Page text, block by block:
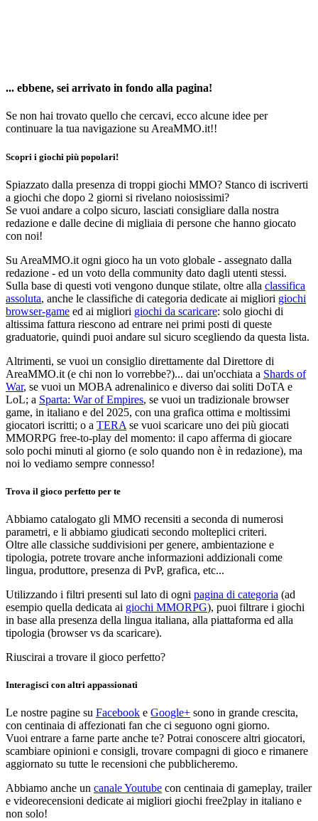
... ebbene, sei arrivato in fondo alla pagina!
Se non hai trovato quello che cercavi, ecco alcune idee per
continuare la tua navigazione su AreaMMO.it!!
Scopri i giochi più popolari!
Spiazzato dalla presenza di troppi giochi MMO? Stanco di iscriverti
a giochi che dopo 2 giorni si rivelano noiosissimi?
Se vuoi andare a colpo sicuro, lasciati consigliare dalla nostra
redazione e dalle decine di migliaia di persone che hanno giocato
con noi!
Su AreaMMO.it ogni gioco ha un voto globale - assegnato dalla
redazione - ed un voto della community dato dagli utenti stessi.
Sulla base di questi voti vengono dunque stilate, oltre alla classifica
assoluta, anche le classifiche di categoria dedicate ai migliori giochi
browser-game ed ai migliori giochi da scaricare: solo giochi di
altissima fattura riescono ad entrare nei primi posti di queste
graduatorie, quindi puoi andare sul sicuro scegliendo da questa lista.
Altrimenti, se vuoi un consiglio direttamente dal Direttore di
AreaMMO.it (e chi non lo vorrebbe?)... dai un'occhiata a Shards of
War, se vuoi un MOBA adrenalinico e diverso dai soliti DoTA e
LoL; a Sparta: War of Empires, se vuoi un tradizionale browser
game, in italiano e del 2025, con una grafica ottima e moltissimi
giocatori iscritti; o a TERA se vuoi scaricare uno dei più giocati
MMORPG free-to-play del momento: il capo afferma di giocare
solo pochi minuti al giorno (e solo quando non è in redazione), ma
noi lo vediamo sempre connesso!
Trova il gioco perfetto per te
Abbiamo catalogato gli MMO recensiti a seconda di numerosi
parametri, e li abbiamo giudicati secondo molteplici criteri.
Oltre alle classiche suddivisioni per genere, ambientazione e
tipologia, potrete trovare anche informazioni addizionali come
lingua, produttore, presenza di PvP, grafica, etc...
Utilizzando i filtri presenti sul lato di ogni pagina di categoria (ad
esempio quella dedicata ai giochi MMORPG), puoi filtrare i giochi
in base alla presenza della lingua italiana, alla piattaforma ed alla
tipologia (browser vs da scaricare).
Riuscirai a trovare il gioco perfetto?
Interagisci con altri appassionati
Le nostre pagine su Facebook e Google+ sono in grande crescita,
con centinaia di affezionati fan che ci seguono ogni giorno.
Vuoi entrare a farne parte anche te? Potrai conoscere altri giocatori,
scambiare opinioni e consigli, trovare compagni di gioco e rimanere
aggiornato su tutte le recensioni che pubblicheremo.
Abbiamo anche un canale Youtube con centinaia di gameplay, trailer
e videorecensioni dedicate ai migliori giochi free2play in italiano e
non solo!